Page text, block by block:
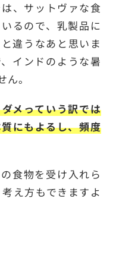
、サットヴァな食
るので、乳製品に
違うなあと思いま
インドのような暑
。
メっていう訳では
にもよるし、頻度
食物を受け入れら
え方もできますよ